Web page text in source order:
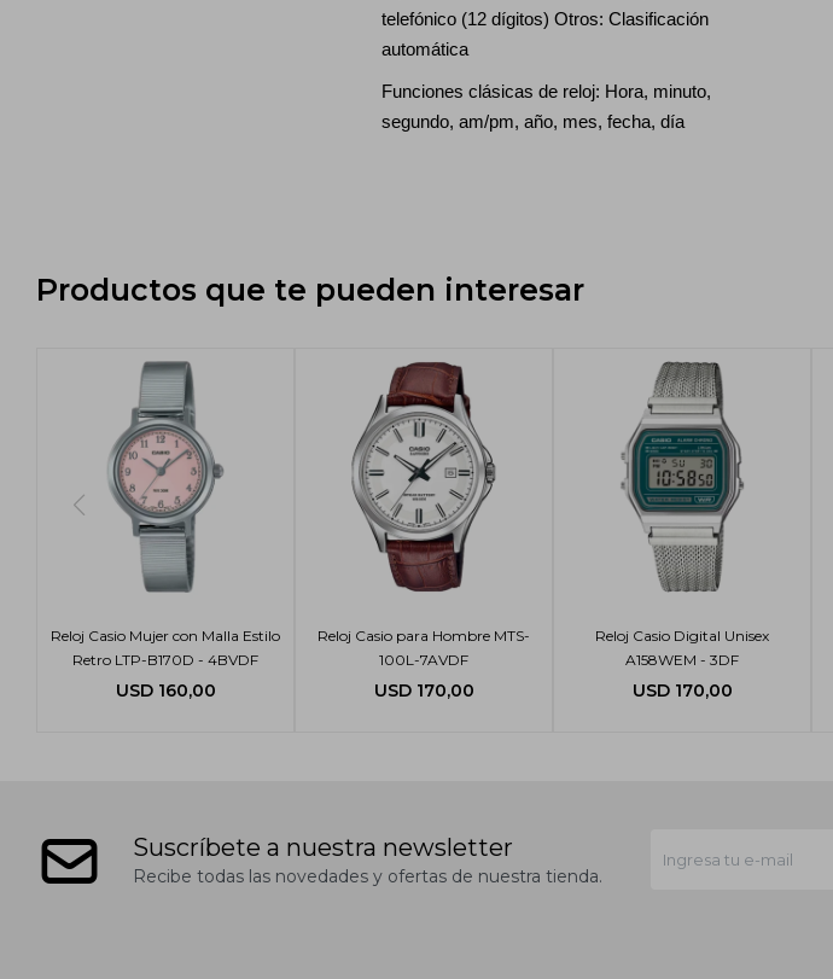
telefónico (12 dígitos) Otros: Clasificación
automática
Funciones clásicas de reloj: Hora, minuto,
segundo, am/pm, año, mes, fecha, día
Productos que te pueden interesar
Reloj Casio Mujer con Malla Estilo
Retro LTP-B170D - 4BVDF
USD 160,00
Reloj Casio para Hombre MTS-
100L-7AVDF
USD 170,00
Reloj Casio Digital Unisex
A158WEM - 3DF
USD 170,00
Suscríbete a nuestra newsletter
Recibe todas las novedades y ofertas de nuestra tienda.